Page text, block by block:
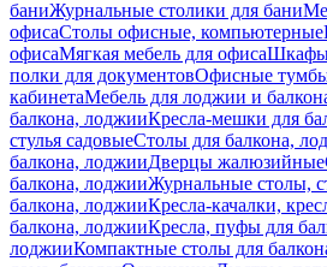
баниЖурнальные столики для бани
офисаСтолы офисные, компьютерные
офисаМягкая мебель для офиса
полки для документовОфисные
кабинетаМебель для лоджии и
балкона, лоджииКресла-мешки для
стулья садовыеСтолы для балкона,
балкона, лоджииДверцы жалюзийные
балкона, лоджииЖурнальные столы,
балкона, лоджииКресла-качалки,
балкона, лоджииКресла, пуфы для
лоджииКомпактные столы для